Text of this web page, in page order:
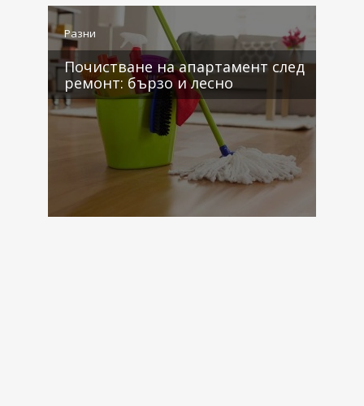
Разни
Почистване на апартамент след
ремонт: бързо и лесно